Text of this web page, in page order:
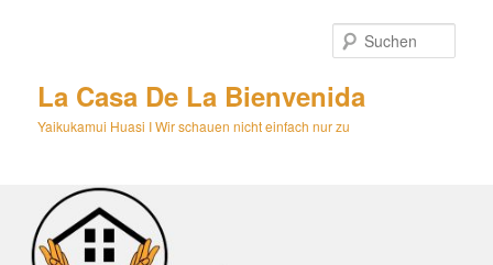
La Casa De La Bienvenida
Yaikukamui Huasi I Wir schauen nicht einfach nur zu